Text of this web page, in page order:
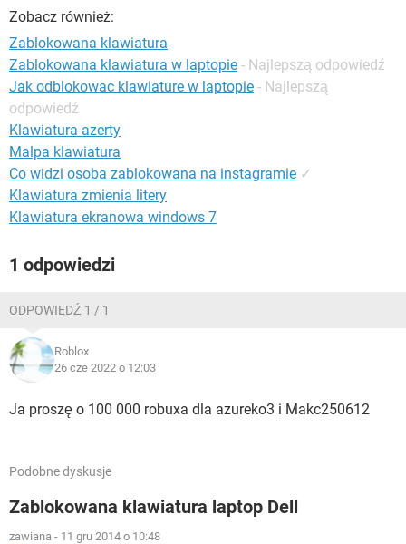
Zobacz również:
Zablokowana klawiatura
Zablokowana klawiatura w laptopie - Najlepszą odpowiedź
Jak odblokowac klawiature w laptopie - Najlepszą
odpowiedź
Klawiatura azerty
Malpa klawiatura
Co widzi osoba zablokowana na instagramie ✓
Klawiatura zmienia litery
Klawiatura ekranowa windows 7
1 odpowiedzi
ODPOWIEDŹ 1 / 1
Roblox
26 cze 2022 o 12:03
Ja proszę o 100 000 robuxa dla azureko3 i Makc250612
Podobne dyskusje
Zablokowana klawiatura laptop Dell
zawiana - 11 gru 2014 o 10:48